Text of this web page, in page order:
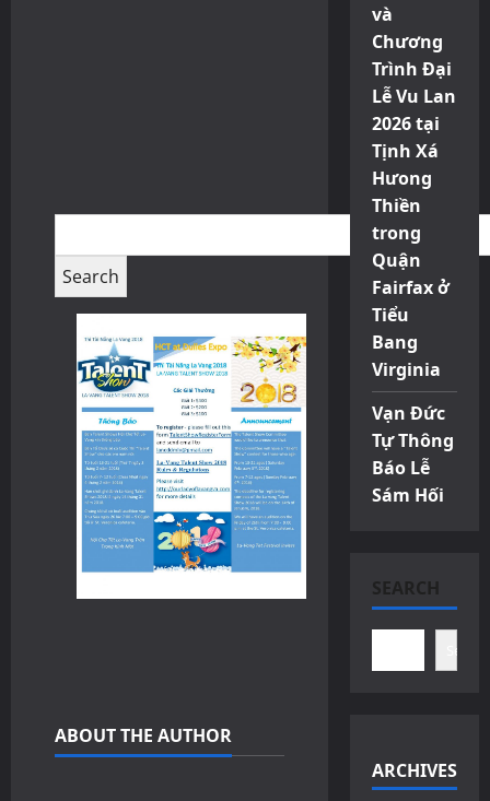
ABOUT THE AUTHOR
và
Chương
Trình Đại
Lễ Vu Lan
2026 tại
Tịnh Xá
Hưong
Thiền
trong
Quận
Fairfax ở
Tiểu
Bang
Virginia
Vạn Đức
Tự Thông
Báo Lễ
Sám Hối
SEARCH
Search
ARCHIVES